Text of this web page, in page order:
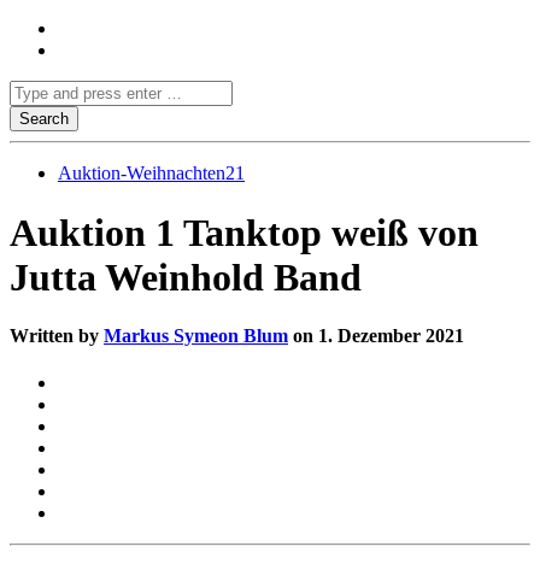
Auktion-Weihnachten21
Auktion 1 Tanktop weiß von
Jutta Weinhold Band
Written by Markus Symeon Blum on 1. Dezember 2021